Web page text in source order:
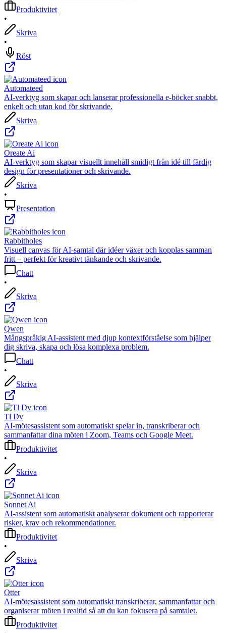
Produktivitet
•
Skriva
•
Röst
Automateed
AI-verktyg som skapar och lanserar professionella e-böcker snabbt,
enkelt och utan kod för skrivande.
Skriva
Oreate Ai
AI-verktyg som skapar visuellt innehåll smidigt från idé till färdig
design för presentationer och skrivande.
Skriva
•
Presentation
Rabbitholes
Visuell canvas för AI-samtal där idéer växer och kopplas samman
fritt – perfekt för kreativt tänkande och skrivande.
Chatt
•
Skriva
Qwen
Mångspråkig AI-assistent med djup kontextförståelse som hjälper
dig skriva, skapa och lösa komplexa problem.
Chatt
•
Skriva
Tl Dv
AI-mötesassistent som automatiskt spelar in, transkriberar och
sammanfattar dina möten i Zoom, Teams och Google Meet.
Produktivitet
•
Skriva
Sonnet Ai
AI-assistent som automatiskt analyserar dokument och rapporterar
risker, krav och rekommendationer.
Produktivitet
•
Skriva
Otter
AI-mötesassistent som automatiskt transkriberar, sammanfattar och
organiserar möten i realtid så att du kan fokusera på samtalet.
Produktivitet